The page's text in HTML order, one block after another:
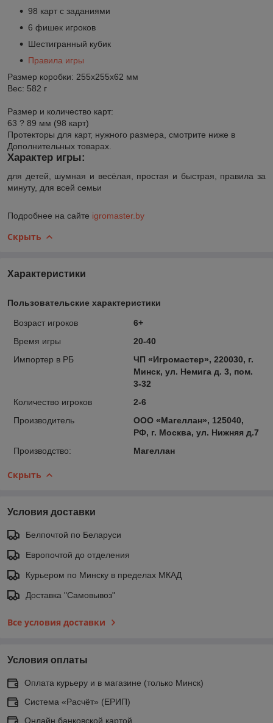
98 карт с заданиями
6 фишек игроков
Шестигранный кубик
Правила игры
Размер коробки: 255х255х62 мм
Вес: 582 г
Размер и количество карт:
63 ? 89 мм (98 карт)
Протекторы для карт, нужного размера, смотрите ниже в
Дополнительных товарах.
Характер игры:
для детей, шумная и весёлая, простая и быстрая, правила за
минуту, для всей семьи
Подробнее на сайте igromaster.by
Скрыть
Характеристики
Пользовательские характеристики
Возраст игроков
6+
Время игры
20-40
Импортер в РБ
ЧП «Игромастер», 220030, г.
Минск, ул. Немига д. 3, пом.
3-32
Количество игроков
2-6
Производитель
ООО «Магеллан», 125040,
РФ, г. Москва, ул. Нижняя д.7
Производство:
Магеллан
Скрыть
Условия доставки
Белпочтой по Беларуси
Европочтой до отделения
Курьером по Минску в пределах МКАД
Доставка "Самовывоз"
Все условия доставки
Условия оплаты
Оплата курьеру и в магазине (только Минск)
Система «Расчёт» (ЕРИП)
Онлайн банковской картой